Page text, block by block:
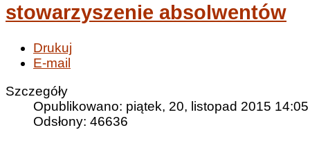
stowarzyszenie absolwentów
Drukuj
E-mail
Szczegóły
Opublikowano: piątek, 20, listopad 2015 14:05
Odsłony: 46636